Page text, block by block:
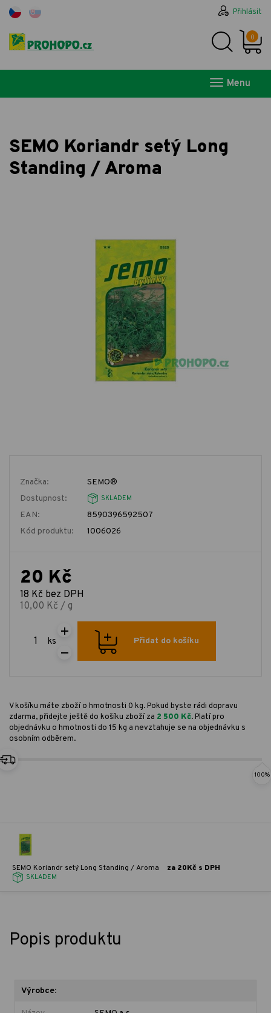
Přihlásit
0
Menu
SEMO Koriandr setý Long
Standing / Aroma
Značka:
SEMO®
Dostupnost:
SKLADEM
EAN:
8590396592507
Kód produktu:
1006026
20 Kč
18 Kč bez DPH
10,00 Kč / g
ks Přidat do košíku
V košíku máte zboží o hmotnosti 0 kg. Pokud byste rádi dopravu
zdarma, přidejte ještě do košíku zboží za 2 500 Kč. Platí pro
objednávku o hmotnosti do 15 kg a nevztahuje se na objednávku s
osobním odběrem.
100%
SEMO Koriandr setý Long Standing / Aroma za 20Kč s DPH
SKLADEM
Popis produktu
Výrobce: